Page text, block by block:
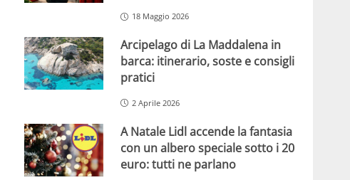
18 Maggio 2026
Arcipelago di La Maddalena in
barca: itinerario, soste e consigli
pratici
2 Aprile 2026
A Natale Lidl accende la fantasia
con un albero speciale sotto i 20
euro: tutti ne parlano